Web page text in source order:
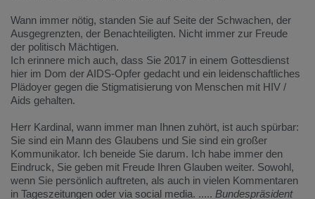
Wann immer nötig, standen Sie auf Seite der Schwachen, der
Ausgegrenzten, der Benachteiligten. Nicht immer zur Freude
der politisch Mächtigen.
Ich erinnere mich auch, dass Sie 2017 in einem Gottesdienst
hier im Dom der AIDS-Opfer gedacht und ein leidenschaftliches
Plädoyer gegen die Stigmatisierung von Menschen mit HIV /
Aids gehalten.
Herr Kardinal, wann immer man Ihnen zuhört, ist auch spürbar:
Sie sind ein Mann des Glaubens und Sie sind ein großer
Kommunikator. Ich beneide Sie darum. Ich habe immer den
Eindruck, Sie geben mit Freude Ihren Glauben weiter. Sowohl,
wenn Sie persönlich auftreten, als auch in vielen Kommentaren
in Tageszeitungen oder via social media. ..... Bundespräsident